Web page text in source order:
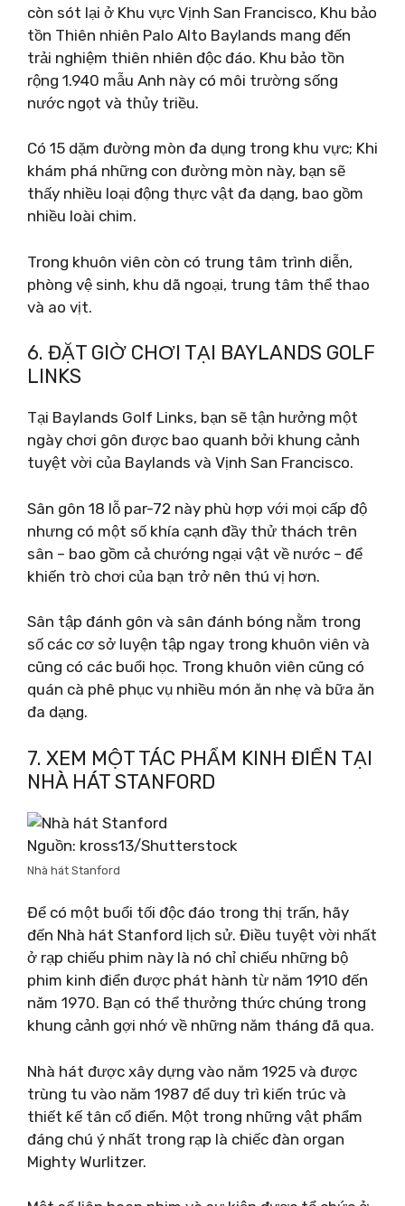
còn sót lại ở Khu vực Vịnh San Francisco, Khu bảo
tồn Thiên nhiên Palo Alto Baylands mang đến
trải nghiệm thiên nhiên độc đáo. Khu bảo tồn
rộng 1.940 mẫu Anh này có môi trường sống
nước ngọt và thủy triều.
Có 15 dặm đường mòn đa dụng trong khu vực; Khi
khám phá những con đường mòn này, bạn sẽ
thấy nhiều loại động thực vật đa dạng, bao gồm
nhiều loài chim.
Trong khuôn viên còn có trung tâm trình diễn,
phòng vệ sinh, khu dã ngoại, trung tâm thể thao
và ao vịt.
6. ĐẶT GIỜ CHƠI TẠI BAYLANDS GOLF
LINKS
Tại Baylands Golf Links, bạn sẽ tận hưởng một
ngày chơi gôn được bao quanh bởi khung cảnh
tuyệt vời của Baylands và Vịnh San Francisco.
Sân gôn 18 lỗ par-72 này phù hợp với mọi cấp độ
nhưng có một số khía cạnh đầy thử thách trên
sân – bao gồm cả chướng ngại vật về nước – để
khiến trò chơi của bạn trở nên thú vị hơn.
Sân tập đánh gôn và sân đánh bóng nằm trong
số các cơ sở luyện tập ngay trong khuôn viên và
cũng có các buổi học. Trong khuôn viên cũng có
quán cà phê phục vụ nhiều món ăn nhẹ và bữa ăn
đa dạng.
7. XEM MỘT TÁC PHẨM KINH ĐIỂN TẠI
NHÀ HÁT STANFORD
Nguồn: kross13/Shutterstock
Nhà hát Stanford
Để có một buổi tối độc đáo trong thị trấn, hãy
đến Nhà hát Stanford lịch sử. Điều tuyệt vời nhất
ở rạp chiếu phim này là nó chỉ chiếu những bộ
phim kinh điển được phát hành từ năm 1910 đến
năm 1970. Bạn có thể thưởng thức chúng trong
khung cảnh gợi nhớ về những năm tháng đã qua.
Nhà hát được xây dựng vào năm 1925 và được
trùng tu vào năm 1987 để duy trì kiến ​​trúc và
thiết kế tân cổ điển. Một trong những vật phẩm
đáng chú ý nhất trong rạp là chiếc đàn organ
Mighty Wurlitzer.